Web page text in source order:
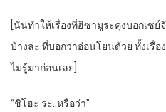
[นั่นทําให้เรื่องที่ฮิซามูระคุงบอกเซย์
บ้างล่ะ​ ที่บอกว่าอ่อนโยนด้วย​ ทั้งเรื่
ไม่รู้มาก่อนเลย]
“ชิโฮะ​ ระ..หรือว่า”